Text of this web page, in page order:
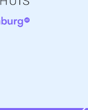
projecten in de